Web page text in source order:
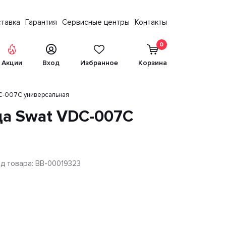
Гарантия Сервисные центры Контакты
Акции Вход Избранное
0
Корзина
007C универсальная
Swat VDC-007C
товара: BB-00019323